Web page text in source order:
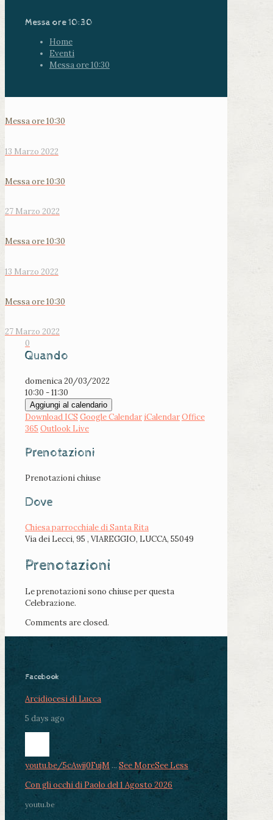
Messa ore 10:30
Home
Eventi
Messa ore 10:30
Messa ore 10:30
13 Marzo 2022
Messa ore 10:30
27 Marzo 2022
Messa ore 10:30
13 Marzo 2022
Messa ore 10:30
27 Marzo 2022
0
Quando
domenica 20/03/2022
10:30 - 11:30
Aggiungi al calendario
Download ICS Google Calendar iCalendarOffice
365 Outlook Live
Prenotazioni
Prenotazioni chiuse
Dove
Chiesa parrocchiale di Santa Rita
Via dei Lecci, 95 , VIAREGGIO, LUCCA, 55049
Prenotazioni
Le prenotazioni sono chiuse per questa
Celebrazione.
Comments are closed.
Facebook
Arcidiocesi di Lucca
5 days ago
youtu.be/5cAwjj0FujM ... See MoreSee Less
Con gli occhi di Paolo del 1 Agosto 2026
youtu.be